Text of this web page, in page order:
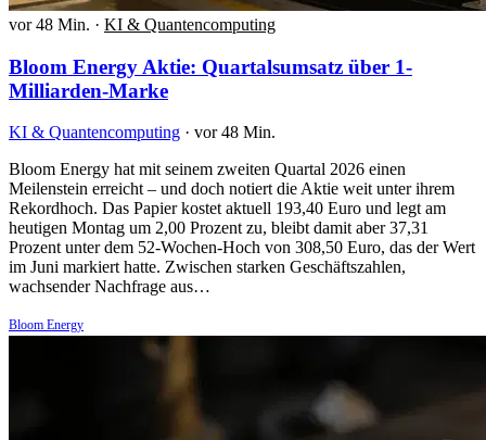
vor 48 Min. · KI & Quantencomputing
Bloom Energy Aktie: Quartalsumsatz über 1-
Milliarden-Marke
KI & Quantencomputing · vor 48 Min.
Bloom Energy hat mit seinem zweiten Quartal 2026 einen
Meilenstein erreicht – und doch notiert die Aktie weit unter ihrem
Rekordhoch. Das Papier kostet aktuell 193,40 Euro und legt am
heutigen Montag um 2,00 Prozent zu, bleibt damit aber 37,31
Prozent unter dem 52-Wochen-Hoch von 308,50 Euro, das der Wert
im Juni markiert hatte. Zwischen starken Geschäftszahlen,
wachsender Nachfrage aus…
Bloom Energy